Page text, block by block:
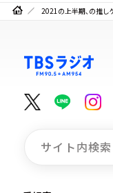
2021の上半期、の推